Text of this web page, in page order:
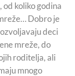
od koliko godina
Dobro je
deci
mreže, do
roditelja, ali
mnogo